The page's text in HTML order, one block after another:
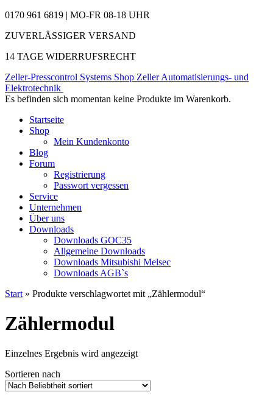
0170 961 6819 | MO-FR 08-18 UHR
ZUVERLÄSSIGER VERSAND
14 TAGE WIDERRUFSRECHT
Zeller-Presscontrol Systems Shop Zeller Automatisierungs- und
Elektrotechnik
Es befinden sich momentan keine Produkte im Warenkorb.
Startseite
Shop
Mein Kundenkonto
Blog
Forum
Registrierung
Passwort vergessen
Service
Unternehmen
Über uns
Downloads
Downloads GOC35
Allgemeine Downloads
Downloads Mitsubishi Melsec
Downloads AGB`s
Start » Produkte verschlagwortet mit „Zählermodul“
Zählermodul
Einzelnes Ergebnis wird angezeigt
Sortieren nach